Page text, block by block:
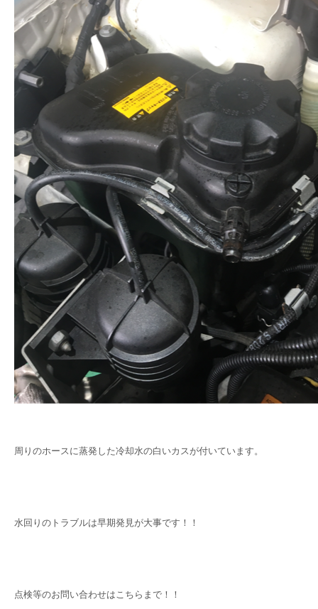
周りのホースに蒸発した冷却水の白いカスが付いています。
水回りのトラブルは早期発見が大事です！！
点検等のお問い合わせはこちらまで！！